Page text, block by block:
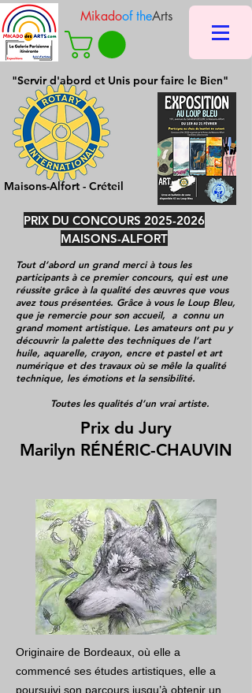
Mikadoof theArts
"Servir d'abord et Unis pour faire le Bien"
Maisons-Alfort - Créteil
PRIX DU CONCOURS 2025-2026
MAISONS-ALFORT
Tout d’abord un grand merci à tous les
participants à ce premier concours, qui est une
réussite grâce à la qualité des œuvres que vous
avez tous présentées. Grâce à vous le Loup Bleu,
que je remercie pour son accueil, a connu un
grand moment artistique. Les amateurs ont pu y
découvrir la palette des techniques de l’art
huile, aquarelle, crayon, encre et pastel et art
numérique et des travaux où se mêle la qualité
technique, les émotions et la sensibilité.
Toutes les qualités d’un vrai artiste.
Prix du Jury
Marilyn RÉNÉRIC-CHAUVIN
Originaire de Bordeaux, où elle a
commencé ses études artistiques, elle a
poursuivi son parcours jusqu’à obtenir un